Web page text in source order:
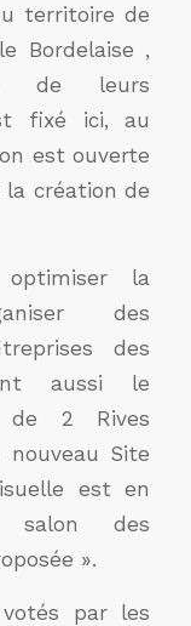
territoire de
Bordelaise ,
de leurs
fixé ici, au
est ouverte
création de
la
des
des
aussi le
de 2 Rives
nouveau Site
est en
salon des
».
par les